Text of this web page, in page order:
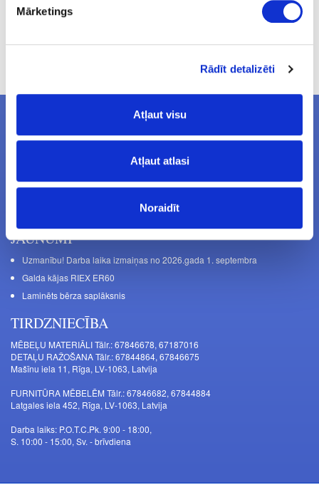
Mārketings
Rādīt detalizēti
Atļaut visu
Atļaut atlasi
Noraidīt
JAUNUMI E-PASTĀ
Uzziniet visu pirmais - saņemiet informāciju par jauniem produktiem un
akcijas piedāvājumiem savā e-pastā
JAUNUMI
Uzmanību! Darba laika izmaiņas no 2026.gada 1. septembra
Galda kājas RIEX ER60
Laminēts bērza saplāksnis
TIRDZNIECĪBA
MĒBEĻU MATERIĀLI Tālr.: 67846678, 67187016
DETAĻU RAŽOŠANA Tālr.: 67844864, 67846675
Mašīnu iela 11, Rīga, LV-1063, Latvija
FURNITŪRA MĒBELĒM Tālr.: 67846682, 67844884
Latgales iela 452, Rīga, LV-1063, Latvija
Darba laiks: P.O.T.C.Pk. 9:00 - 18:00,
S. 10:00 - 15:00, Sv. - brīvdiena